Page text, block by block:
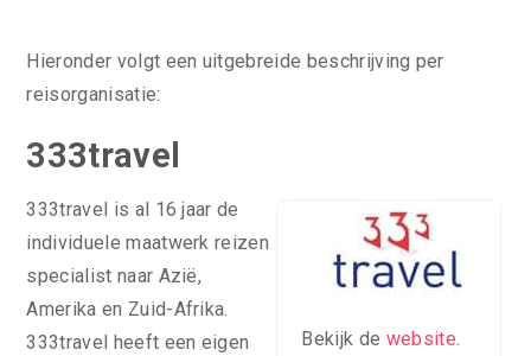
Hieronder volgt een uitgebreide beschrijving per
reisorganisatie:
333travel
Bekijk de website.
333travel is al 16 jaar de
individuele maatwerk reizen
specialist naar Azië,
Amerika en Zuid-Afrika.
333travel heeft een eigen